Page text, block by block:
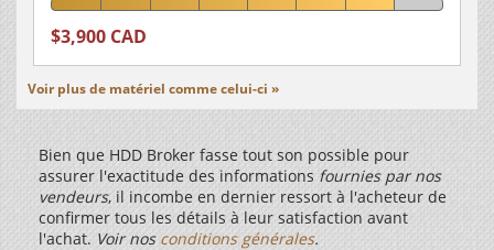
$3,900 CAD
Voir plus de matériel comme celui-ci »
Bien que HDD Broker fasse tout son possible pour
assurer l'exactitude des informations fournies par nos
vendeurs, il incombe en dernier ressort à l'acheteur de
confirmer tous les détails à leur satisfaction avant
l'achat. Voir nos conditions générales.